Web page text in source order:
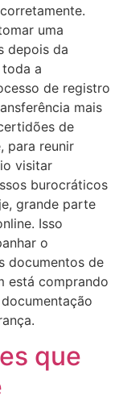
uma
depois da
a
de registro
mais
de
para reunir
visitar
burocráticos
grande parte
Isso
o
documentos de
está comprando
que